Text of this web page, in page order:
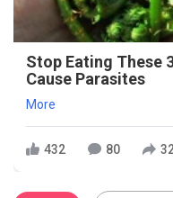
Stop Eating These
Cause Parasites
More
432 80